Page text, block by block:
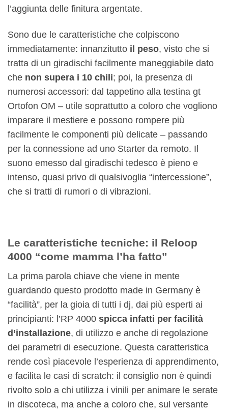
l’aggiunta delle finitura argentate.
Sono due le caratteristiche che colpiscono
immediatamente: innanzitutto il peso, visto che si
tratta di un giradischi facilmente maneggiabile dato
che non supera i 10 chili; poi, la presenza di
numerosi accessori: dal tappetino alla testina gt
Ortofon OM – utile soprattutto a coloro che vogliono
imparare il mestiere e possono rompere più
facilmente le componenti più delicate – passando
per la connessione ad uno Starter da remoto. Il
suono emesso dal giradischi tedesco è pieno e
intenso, quasi privo di qualsivoglia “intercessione”,
che si tratti di rumori o di vibrazioni.
Le caratteristiche tecniche: il Reloop
4000 “come mamma l’ha fatto”
La prima parola chiave che viene in mente
guardando questo prodotto made in Germany è
“facilità”, per la gioia di tutti i dj, dai più esperti ai
principianti: l’RP 4000 spicca infatti per facilità
d’installazione, di utilizzo e anche di regolazione
dei parametri di esecuzione. Questa caratteristica
rende così piacevole l’esperienza di apprendimento,
e facilita le casi di scratch: il consiglio non è quindi
rivolto solo a chi utilizza i vinili per animare le serate
in discoteca, ma anche a coloro che, sul versante